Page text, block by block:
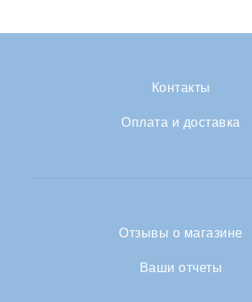
Контакты
Оплата и доставка
Отзывы о магазине
Ваши отчеты